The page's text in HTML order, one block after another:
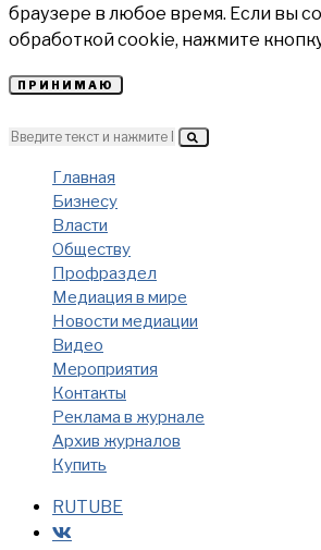
браузере в любое время. Если вы
обработкой cookie, нажмите
ПРИНИМАЮ
Главная
Бизнесу
Власти
Обществу
Профраздел
Медиация в мире
Новости медиации
Видео
Мероприятия
Контакты
Реклама в журнале
Архив журналов
Купить
RUTUBE